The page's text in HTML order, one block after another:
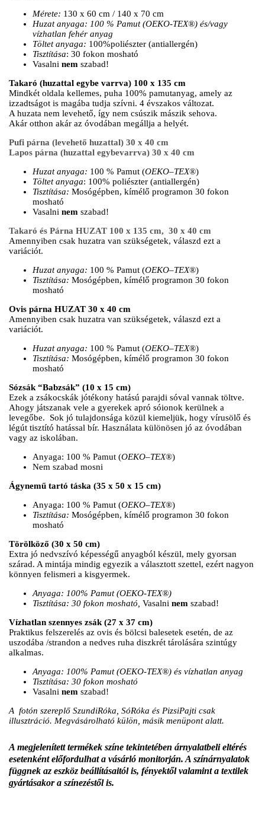
Mérete: 130 x 60 cm / 140 x 70 cm
Huzat anyaga: 100 % Pamut (OEKO-TEX®) és/vagy
vízhatlan fehér anyag
Töltet anyaga: 100%poliészter (antiallergén)
Tisztítása: 30 fokon mosható
Vasalni nem szabad!
Takaró (huzattal egybe varrva) 100 x 135 cm
Mindkét oldala kellemes, puha 100% pamutanyag, amely az
izzadtságot is magába tudja szívni. 4 évszakos változat.
A huzata nem levehető, így nem csúszik mászik sehova.
Akár otthon akár az óvodában megállja a helyét.
Pufi párna (levehető huzattal) 30 x 40 cm
Lapos párna (huzattal egybevarrva) 30 x 40 cm
Huzat anyaga: 100 % Pamut (OEKO–TEX®)
Töltet anyaga: 100% poliészter (antiallergén)
Tisztítása: Mosógépben, kímélő programon 30 fokon
mosható
Vasalni nem szabad!
Takaró és Párna HUZAT 100 x 135 cm, 30 x 40 cm
Amennyiben csak huzatra van szükségetek, válaszd ezt a
variációt.
Huzat anyaga: 100 % Pamut (OEKO–TEX®)
Tisztítása: Mosógépben, kímélő programon 30 fokon
mosható
Ovis párna HUZAT 30 x 40 cm
Amennyiben csak huzatra van szükségetek, válaszd ezt a
variációt.
Huzat anyaga: 100 % Pamut (OEKO–TEX®)
Tisztítása: Mosógépben, kímélő programon 30 fokon
mosható
Sózsák “Babzsák” (10 x 15 cm)
Ezek a zsákocskák jótékony hatású parajdi sóval vannak töltve.
Ahogy játszanak vele a gyerekek apró sóionok kerülnek a
levegőbe. Sok jó tulajdonsága közül kiemeljük, hogy vírusölő és
légút tisztító hatással bír. Használata különösen jó az óvodában
vagy az iskolában.
Anyaga: 100 % Pamut (OEKO–TEX®)
Nem szabad mosni
Ágynemű tartó táska (35 x 50 x 15 cm)
Anyaga: 100 % Pamut (OEKO–TEX®)
Tisztítása: Mosógépben, kímélő programon 30 fokon
mosható
Törölköző (30 x 50 cm)
Extra jó nedvszívó képességű anyagból készül, mely gyorsan
szárad. A mintája mindig egyezik a választott szettel, ezért nagyon
könnyen felismeri a kisgyermek.
Anyaga: 100% Pamut (OEKO-TEX®)
Tisztítása: 30 fokon mosható, Vasalni nem szabad!
Vízhatlan szennyes zsák (27 x 37 cm)
Praktikus felszerelés az ovis és bölcsi balesetek esetén, de az
uszodába /strandon a nedves ruha diszkrét tárolására szintúgy
alkalmas.
Anyaga: 100% Pamut (OEKO-TEX®) és vízhatlan anyag
Tisztítása: 30 fokon mosható
Vasalni nem szabad!
A fotón szereplő SzundiRóka, SóRóka és PizsiPajti csak
illusztráció. Megvásárolható külön, másik menüpont alatt.
A megjelenített termékek színe tekintetében árnyalatbeli eltérés
esetenként előfordulhat a vásárló monitorján. A színárnyalatok
függnek az eszköz beállításaitól is, fényektől valamint a textilek
gyártásakor a színezéstől is.